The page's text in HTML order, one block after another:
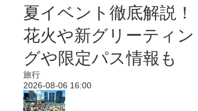
夏イベント徹底解説！
花火や新グリーティン
グや限定パス情報も
旅行
2026-08-06 16:00